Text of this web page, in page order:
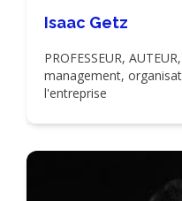
Isaac Getz
PROFESSEUR,
management,
l'entreprise